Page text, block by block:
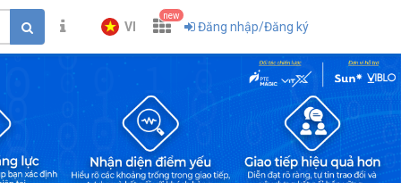
VI
new
Đăng nhập/Đăng ký